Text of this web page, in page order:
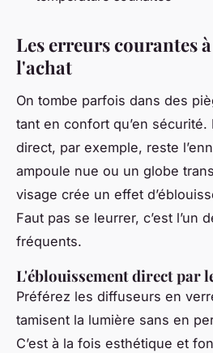
Les erreurs courantes
l'achat
On tombe parfois dans des
tant en confort qu’en sécurité.
direct, par exemple, reste
ampoule nue ou un globe
visage crée un effet
Faut pas se leurrer, c’est l’un
fréquents.
L'éblouissement direct par
Préférez les diffuseurs en
tamisent la lumière sans en
C’est à la fois esthétique et